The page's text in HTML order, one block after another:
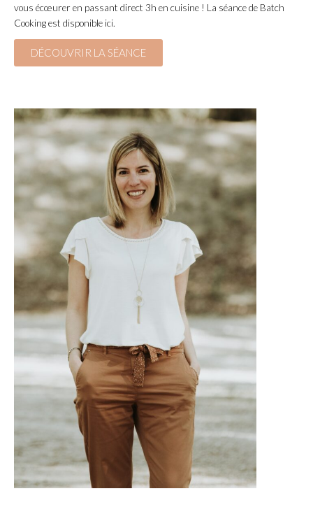
vous écœurer en passant direct 3h en cuisine ! La séance de Batch
Cooking est disponible ici.
DÉCOUVRIR LA SÉANCE